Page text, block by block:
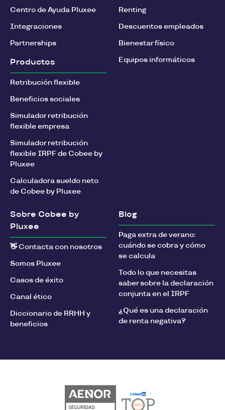
Centro de Ayuda Pluxee
Integraciones
Partnerships
Productos
Retribución flexible
Beneficios sociales
Simulador retribución
flexible empresa
Simulador retribución
flexible IRPF de Cobee by
Pluxee
Calculadora sueldo neto
de Cobee by Pluxee
Renting
Descuentos empleados
Bienestar físico
Equipos informáticos
Sobre Cobee by
Pluxee
👋 Contacta con nosotros
Somos Pluxee
Casos de éxito
Canal ético
Diccionario de RRHH y
beneficios
Blog
Paga extra de verano:
cuándo se cobra y cómo
se calcula
Todo lo que necesitas
saber sobre la declaración
conjunta en el IRPF
¿Qué es una declaración
de renta negativa?